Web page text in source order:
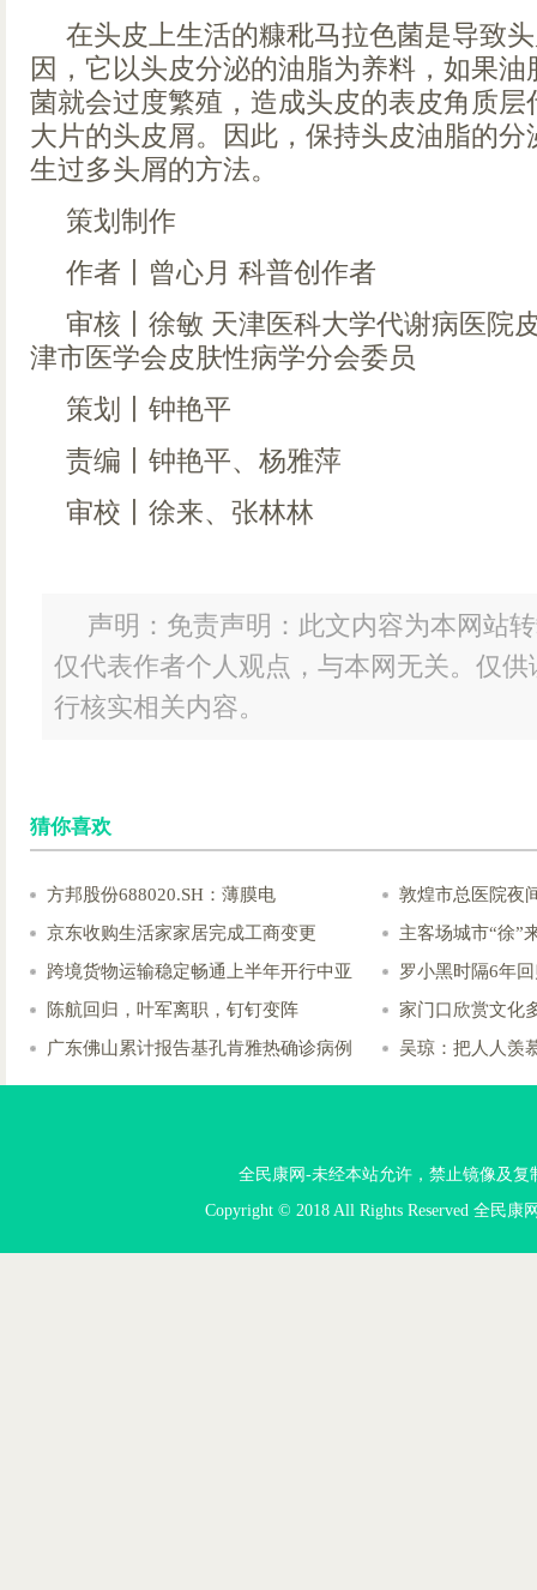
在头皮上生活的糠秕马拉色菌是导致
因，它以头皮分泌的油脂为养料，如果
菌就会过度繁殖，造成头皮的表皮角质
大片的头皮屑。因此，保持头皮油脂的
生过多头屑的方法。
策划制作
作者丨曾心月 科普创作者
审核丨徐敏 天津医科大学代谢病医院
津市医学会皮肤性病学分会委员
策划丨钟艳平
责编丨钟艳平、杨雅萍
审校丨徐来、张林林
声明：免责声明：此文内容为本网站
仅代表作者个人观点，与本网无关。仅
行核实相关内容。
猜你喜欢
方邦股份688020.SH：薄膜电
敦煌市总医院夜
京东收购生活家家居完成工商变更
主客场城市“徐”
跨境货物运输稳定畅通上半年开行中亚
罗小黑时隔6年
陈航回归，叶军离职，钉钉变阵
家门口欣赏文化
广东佛山累计报告基孔肯雅热确诊病例
吴琼：把人人羡
全民康网-未经本站允许，禁止镜像及复
Copyright © 2018 All Rights Reserved 全民康